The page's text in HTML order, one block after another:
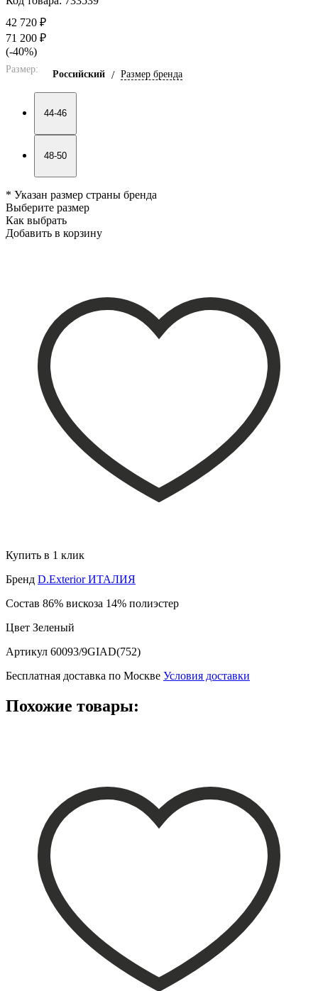
42 720 ₽
71 200 ₽
(-40%)
Размер: Российский / Размер бренда
44-46
48-50
* Указан размер страны бренда
Выберите размер
Как выбрать
Добавить в корзину
Купить в 1 клик
Бренд D.Exterior ИТАЛИЯ
Состав 86% вискоза 14% полиэстер
Цвет Зеленый
Артикул 60093/9GIAD(752)
Бесплатная доставка по Москве Условия доставки
Похожие товары: